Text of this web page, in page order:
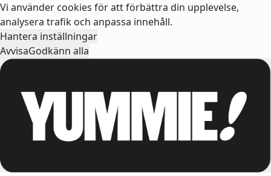
Vi använder cookies för att förbättra din upplevelse,
analysera trafik och anpassa innehåll.
Hantera inställningar
AvvisaGodkänn alla